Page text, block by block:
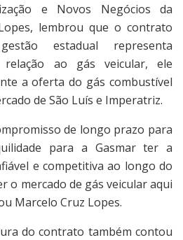
e Novos Negócios da
lembrou que o contrato
estadual representa
relação ao gás veicular, ele
a oferta do gás combustível
de São Luís e Imperatriz.
de longo prazo para
para a Gasmar ter a
e competitiva ao longo do
o mercado de gás veicular aqui
Marcelo Cruz Lopes.
do contrato também contou